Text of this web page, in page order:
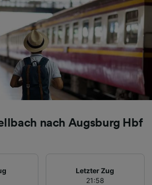
nach Augsburg Hbf
Letzter Zug
21:58
genauer Standortdaten.
zur Identifikation
Speichern von oder Zugriff auf
auf einem Endgerät.
Werbung und Inhalte, Messung
und der Performance von
sowie
und Verbesserung von
(Lieferanten)